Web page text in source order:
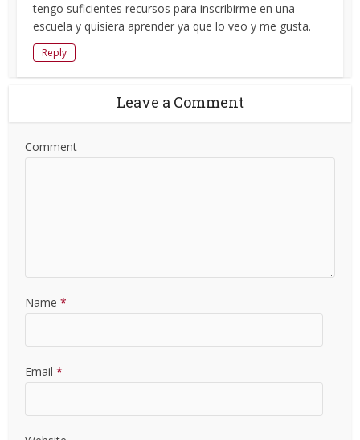
tengo suficientes recursos para inscribirme en una
escuela y quisiera aprender ya que lo veo y me gusta.
Reply
Leave a Comment
Comment
Name *
Email *